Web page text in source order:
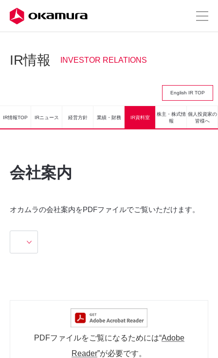
IR情報 INVESTOR RELATIONS
English IR TOP
IR情報TOP IRニュース 経営方針 業績・財務 IR資料室
株主・株式情
報
個人投資家の
皆様へ
会社案内
オカムラの会社案内をPDFファイルでご覧いただけます。
PDFファイルをご覧になるためには“Adobe
Reader”が必要です。